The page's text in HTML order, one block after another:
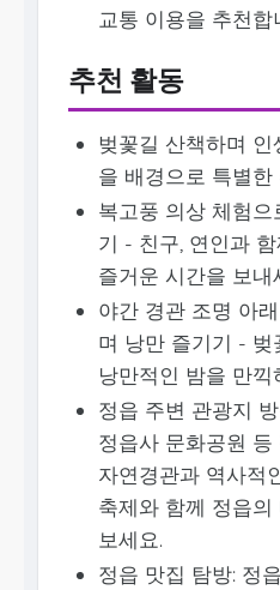
교통 이용을 추천합
추천 활동
벚꽃길 산책하며
을 배경으로 특별한
복고풍 의상 체험
기 - 친구, 연인과
즐거운 시간을 보내
야간 경관 조명 아
며 낭만 즐기기 - 벚
낭만적인 밤을 만끽
정읍 주변 관광지
정읍사 문화공원
자연경관과 역사적
축제와 함께 정읍
보세요.
정읍 맛집 탐방: 정